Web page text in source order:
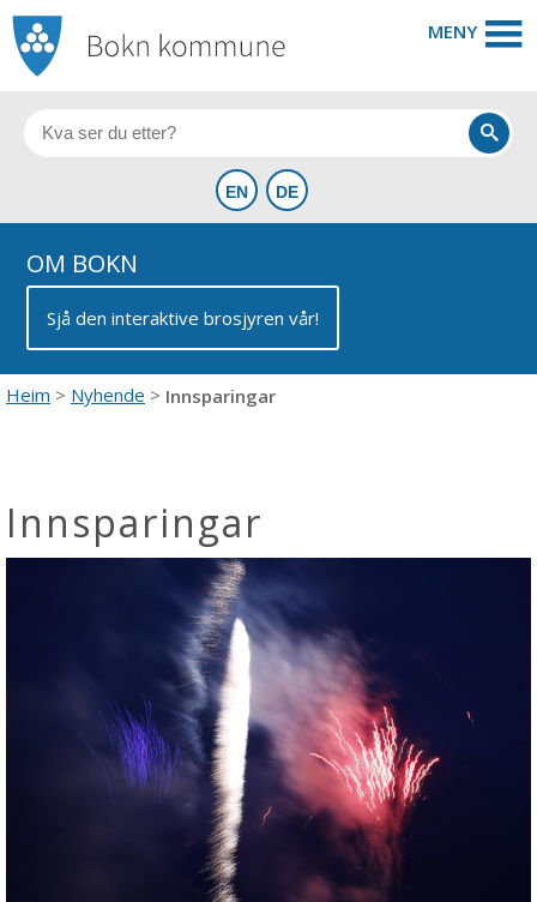
MENY
OM BOKN
Sjå den interaktive brosjyren vår!
Heim Nyhende Innsparingar
Innsparingar